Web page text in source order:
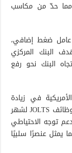
مما حدّ من مكاسب
عامل ضغط إضافي،
البنك المركزي
باتجاه البنك نحو رفع
في زيادة
الضغوط على الفضة، حيث جاء تقرير التغير في وظائف JOLTS لشهر
توجه الاحتياطي
يمثل عنصرًا سلبيًا